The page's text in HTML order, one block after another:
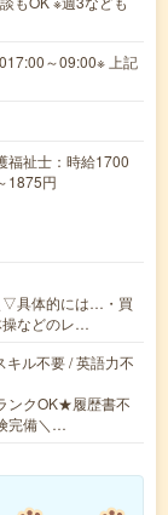
～09:00※ 上記
福祉士：時給1700
1875円
▽具体的には…・買
操などのレ…
キル不要 / 英語力不
ンクOK★履歴書不
完備＼…